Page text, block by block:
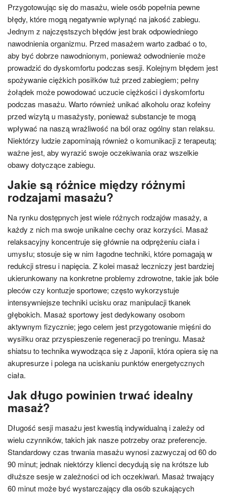
Przygotowując się do masażu, wiele osób popełnia pewne
błędy, które mogą negatywnie wpłynąć na jakość zabiegu.
Jednym z najczęstszych błędów jest brak odpowiedniego
nawodnienia organizmu. Przed masażem warto zadbać o to,
aby być dobrze nawodnionym, ponieważ odwodnienie może
prowadzić do dyskomfortu podczas sesji. Kolejnym błędem jest
spożywanie ciężkich posiłków tuż przed zabiegiem; pełny
żołądek może powodować uczucie ciężkości i dyskomfortu
podczas masażu. Warto również unikać alkoholu oraz kofeiny
przed wizytą u masażysty, ponieważ substancje te mogą
wpływać na naszą wrażliwość na ból oraz ogólny stan relaksu.
Niektórzy ludzie zapominają również o komunikacji z terapeutą;
ważne jest, aby wyrazić swoje oczekiwania oraz wszelkie
obawy dotyczące zabiegu.
Jakie są różnice między różnymi
rodzajami masażu?
Na rynku dostępnych jest wiele różnych rodzajów masaży, a
każdy z nich ma swoje unikalne cechy oraz korzyści. Masaż
relaksacyjny koncentruje się głównie na odprężeniu ciała i
umysłu; stosuje się w nim łagodne techniki, które pomagają w
redukcji stresu i napięcia. Z kolei masaż leczniczy jest bardziej
ukierunkowany na konkretne problemy zdrowotne, takie jak bóle
pleców czy kontuzje sportowe; często wykorzystuje
intensywniejsze techniki ucisku oraz manipulacji tkanek
głębokich. Masaż sportowy jest dedykowany osobom
aktywnym fizycznie; jego celem jest przygotowanie mięśni do
wysiłku oraz przyspieszenie regeneracji po treningu. Masaż
shiatsu to technika wywodząca się z Japonii, która opiera się na
akupresurze i polega na uciskaniu punktów energetycznych
ciała.
Jak długo powinien trwać idealny
masaż?
Długość sesji masażu jest kwestią indywidualną i zależy od
wielu czynników, takich jak nasze potrzeby oraz preferencje.
Standardowy czas trwania masażu wynosi zazwyczaj od 60 do
90 minut; jednak niektórzy klienci decydują się na krótsze lub
dłuższe sesje w zależności od ich oczekiwań. Masaż trwający
60 minut może być wystarczający dla osób szukających